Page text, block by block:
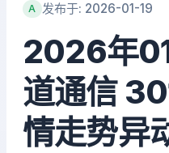
A 发布于: 2026-01-19
2026年
道通信
情走势异